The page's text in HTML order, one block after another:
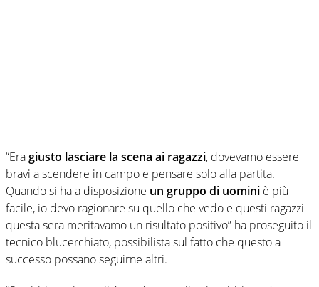
“Eragiusto lasciare la scena ai ragazzi, dovevamo essere
bravi a scendere in campo e pensare solo alla partita.
Quando si ha a disposizione un gruppo di uomini è più
facile, io devo ragionare su quello che vedo e questi ragazzi
questa sera meritavamo un risultato positivo” ha proseguito il
tecnico blucerchiato, possibilista sul fatto che questo a
successo possano seguirne altri.